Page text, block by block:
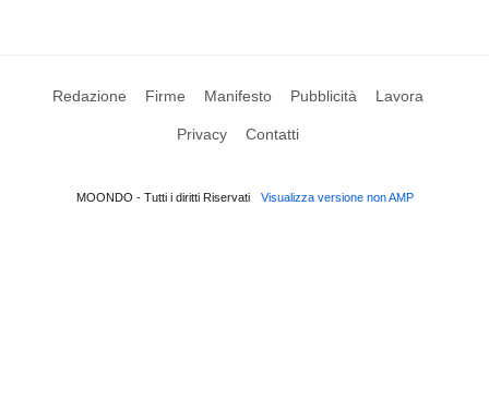
Redazione Firme Manifesto Pubblicità Lavora
Privacy Contatti
MOONDO - Tutti i diritti Riservati Visualizza versione non AMP